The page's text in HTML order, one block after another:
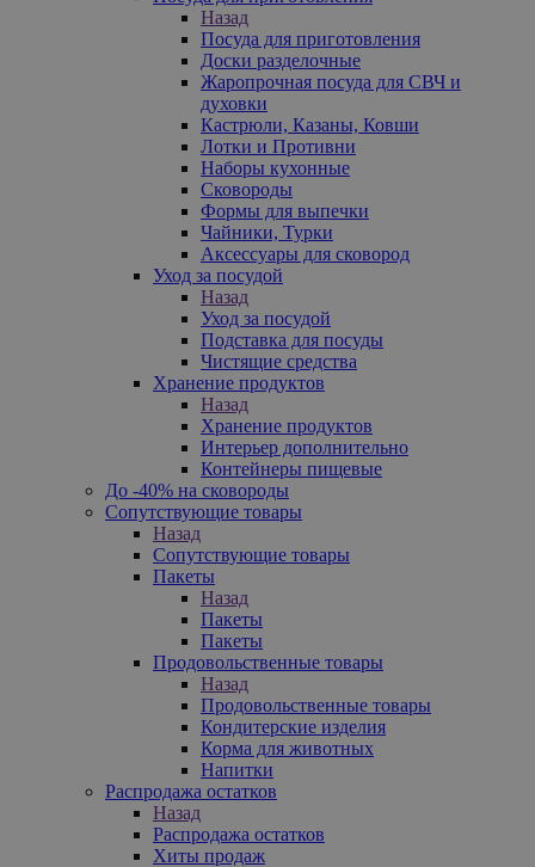
Назад
Посуда для приготовления
Доски разделочные
Жаропрочная посуда для СВЧ и
духовки
Кастрюли, Казаны, Ковши
Лотки и Противни
Наборы кухонные
Сковороды
Формы для выпечки
Чайники, Турки
Аксессуары для сковород
Уход за посудой
Назад
Уход за посудой
Подставка для посуды
Чистящие средства
Хранение продуктов
Назад
Хранение продуктов
Интерьер дополнительно
Контейнеры пищевые
До -40% на сковороды
Сопутствующие товары
Назад
Сопутствующие товары
Пакеты
Назад
Пакеты
Пакеты
Продовольственные товары
Назад
Продовольственные товары
Кондитерские изделия
Корма для животных
Напитки
Распродажа остатков
Назад
Распродажа остатков
Хиты продаж